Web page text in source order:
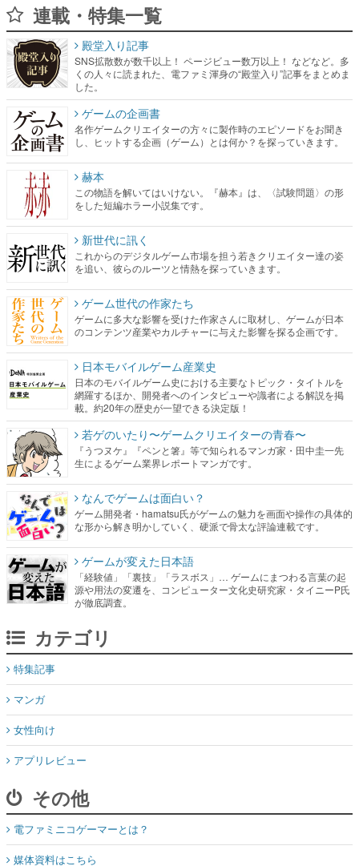
連載・特集一覧
殿堂入り記事
SNS拡散数が数千以上！ ページビュー数万以上！ などなど。多
くの人々に読まれた、電ファミ渾身の“殿堂入り”記事をまとめま
した。
ゲームの企画書
名作ゲームクリエイターの方々に製作時のエピソードをお聞き
し、ヒットする企画（ゲーム）とは何か？を探っていきます。
赫本
この物語を解いてはいけない。『赫本』は、〈試験問題〉の形
をした短編ホラー小説集です。
新世代に訊く
これからのデジタルゲーム市場を担う若きクリエイター達の姿
を追い、彼らのルーツと情熱を探っていきます。
ゲーム世代の作家たち
ゲームに多大な影響を受けた作家さんに取材し、ゲームが日本
のコンテンツ産業やカルチャーに与えた影響を探る企画です。
日本モバイルゲーム産業史
日本のモバイルゲーム史における主要なトピック・タイトルを
網羅するほか、開発者へのインタビューや識者による解説を掲
載。約20年の歴史が一望できる決定版！
若ゲのいたり〜ゲームクリエイターの青春〜
『うつヌケ』『ペンと箸』等で知られるマンガ家・田中圭一先
生によるゲーム業界レポートマンガです。
なんでゲームは面白い？
ゲーム開発者・hamatsu氏がゲームの魅力を画面や操作の具体的
な形から解き明かしていく、硬派で骨太な評論連載です。
ゲームが変えた日本語
「経験値」「裏技」「ラスボス」… ゲームにまつわる言葉の起
源や用法の変遷を、コンピューター文化史研究家・タイニーP氏
が徹底調査。
カテゴリ
特集記事
マンガ
女性向け
アプリレビュー
その他
電ファミニコゲーマーとは？
媒体資料はこちら